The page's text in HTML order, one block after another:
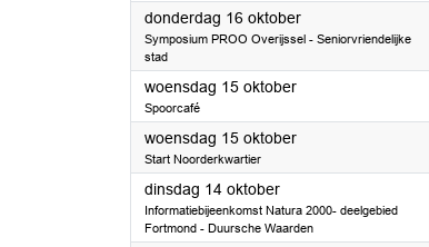
donderdag 16 oktober2025
Symposium PROO Overijssel - Seniorvriendelijke
stad
woensdag 15 oktober2025
Spoorcafé
woensdag 15 oktober2025
Start Noorderkwartier
dinsdag 14 oktober2025
Informatiebijeenkomst Natura 2000- deelgebied
Fortmond - Duursche Waarden